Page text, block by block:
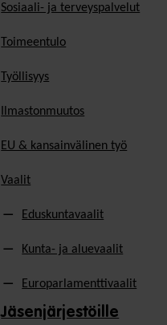
Sosiaali- ja terveyspalvelut
Toimeentulo
Työllisyys
Ilmastonmuutos
EU & kansainvälinen työ
Vaalit
Eduskuntavaalit
Kunta- ja aluevaalit
Europarlamenttivaalit
Jäsenjärjestöille